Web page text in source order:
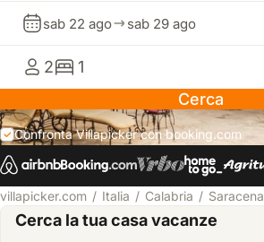
sab 22 ago sab 29 ago
2
1
Cerca
Confronta Villapicker con booking.com
villapicker.com Italia Calabria Saracena
Cerca la tua casa vacanze